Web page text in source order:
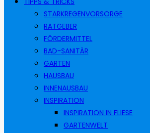
STARKREGENVORSORGE
RATGEBER
FÖRDERMITTEL
BAD-SANITÄR
GARTEN
HAUSBAU
INNENAUSBAU
INSPIRATION
INSPIRATION IN FLIESE
GARTENWELT